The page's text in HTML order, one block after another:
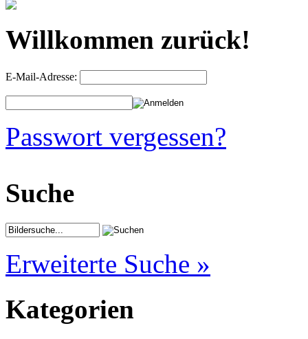
Willkommen zurück!
E-Mail-Adresse:
Passwort vergessen?
Suche
Erweiterte Suche »
Kategorien